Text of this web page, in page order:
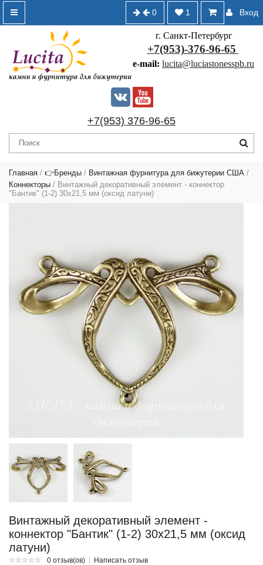
Вход
1
0
г. Санкт-Петербург
+7(953)-376-96-65
e-mail: lucita@luciastonesspb.ru
+7(953) 376-96-65
Главная / 👉Бренды / Винтажная фурнитура для бижутерии США /
Коннекторы / Винтажный декоративный элемент - коннектор
"Бантик" (1-2) 30х21,5 мм (оксид латуни)
Винтажный декоративный элемент -
коннектор "Бантик" (1-2) 30х21,5 мм (оксид
латуни)
0 отзыв(ов) Написать отзыв